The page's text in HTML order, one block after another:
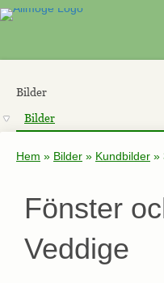
Bilder
Bilder
Hem » Bilder » Kundbilder »
Fönster
Veddige